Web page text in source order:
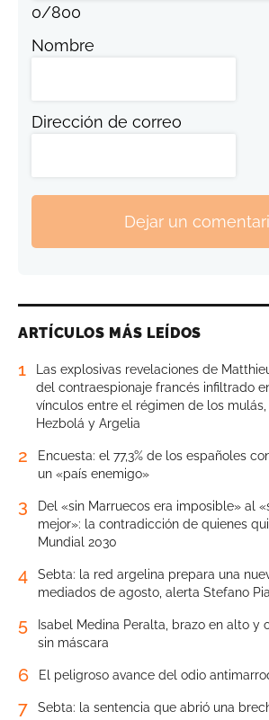
0/800
Nombre
Dirección de correo
Dejar un
ARTÍCULOS MÁS LEÍDOS
1
Las explosivas revelaciones de
del contraespionaje francés infiltrado
vínculos entre el régimen de los mulás,
Hezbolá y Argelia
2
Encuesta: el 77,3% de los españoles
un «país enemigo»
3
Del «sin Marruecos era imposible» al
mejor»: la contradicción de quienes
Mundial 2030
4
Sebta: la red argelina prepara una
mediados de agosto, alerta Stefano
5
Isabel Medina Peralta, brazo en alto y
sin máscara
6 El peligroso avance del odio
7 Sebta: la sentencia que abrió una